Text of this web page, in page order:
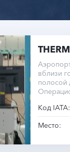
вблизи
полосой
Код IATA:
Место: